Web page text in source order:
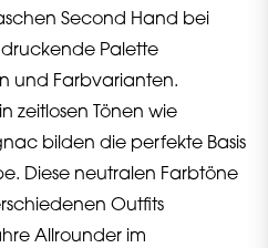
Second Hand bei
Palette
und Farbvarianten.
zeitlosen Tönen wie
bilden die perfekte Basis
Diese neutralen Farbtöne
Outfits
Allrounder im